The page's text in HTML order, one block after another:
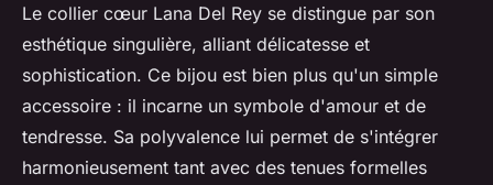
Le collier cœur Lana Del Rey se distingue par son
esthétique singulière, alliant délicatesse et
sophistication. Ce bijou est bien plus qu'un simple
accessoire : il incarne un symbole d'amour et de
tendresse. Sa polyvalence lui permet de s'intégrer
harmonieusement tant avec des tenues formelles